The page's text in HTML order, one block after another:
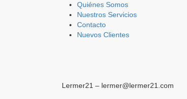
Quiénes Somos
Nuestros Servicios
Contacto
Nuevos Clientes
Lermer21 – lermer@lermer21.com